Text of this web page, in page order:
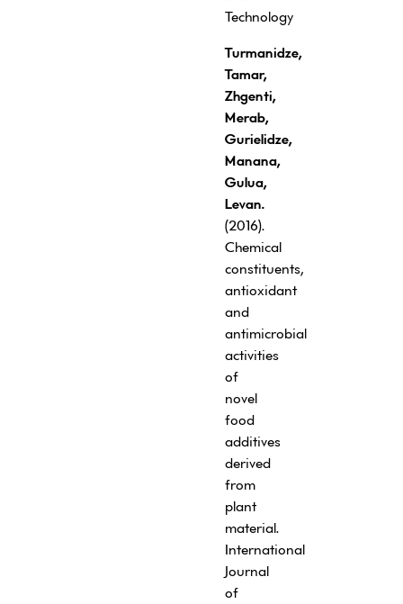
Technology
Turmanidze,
Tamar,
Zhgenti,
Merab,
Gurielidze,
Manana,
Gulua,
Levan.
(2016).
Chemical
constituents,
antioxidant
and
antimicrobial
activities
of
novel
food
additives
derived
from
plant
material.
International
Journal
of